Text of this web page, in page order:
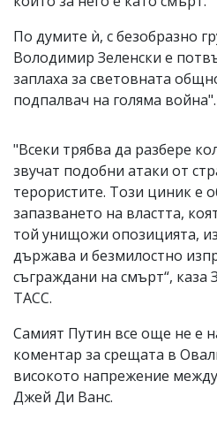
По думите ѝ, с безобразно
Володимир Зеленски е
заплаха за световната
подпалвач на голяма война".
"Всеки трябва да разбере
звучат подобни атаки от
терористите. Този циник е
запазването на властта,
той унищожи опозицията,
държава и безмилостно
съграждани на смърт“, каза
ТАСС.
Самият Путин все още не е
коментар за срещата в
високото напрежение
Джей Ди Ванс.